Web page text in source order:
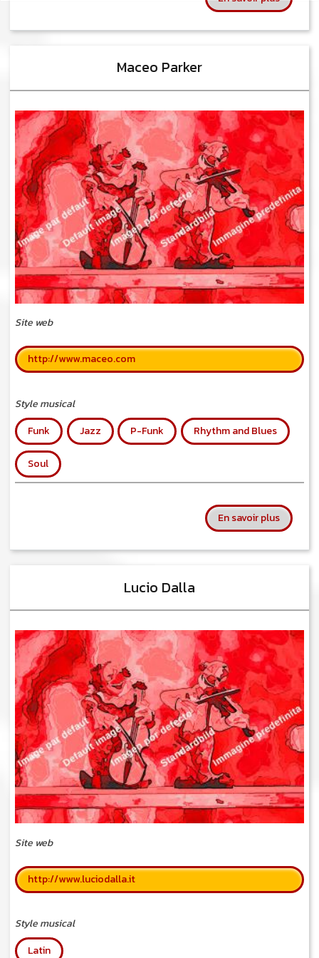
Maceo Parker
Site web
http://www.maceo.com
Style musical
Funk
Jazz P-Funk Rhythm and Blues
Soul
En savoir plussur
Lucio Dalla
Site web
http://www.luciodalla.it
Style musical
Latin